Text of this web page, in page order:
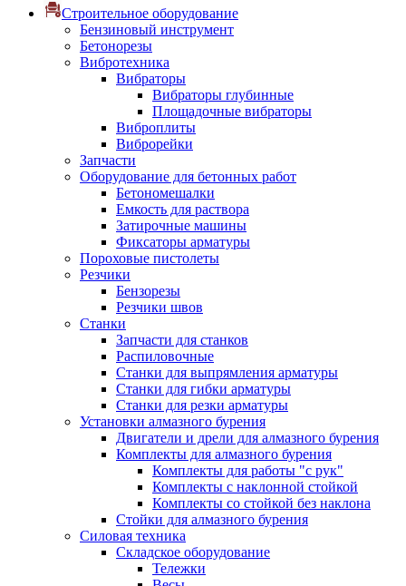
Строительное оборудование
Бензиновый инструмент
Бетонорезы
Вибротехника
Вибраторы
Вибраторы глубинные
Площадочные вибраторы
Виброплиты
Виброрейки
Запчасти
Оборудование для бетонных работ
Бетономешалки
Емкость для раствора
Затирочные машины
Фиксаторы арматуры
Пороховые пистолеты
Резчики
Бензорезы
Резчики швов
Станки
Запчасти для станков
Распиловочные
Станки для выпрямления арматуры
Станки для гибки арматуры
Станки для резки арматуры
Установки алмазного бурения
Двигатели и дрели для алмазного бурения
Комплекты для алмазного бурения
Комплекты для работы "с рук"
Комплекты с наклонной стойкой
Комплекты со стойкой без наклона
Стойки для алмазного бурения
Силовая техника
Складское оборудование
Тележки